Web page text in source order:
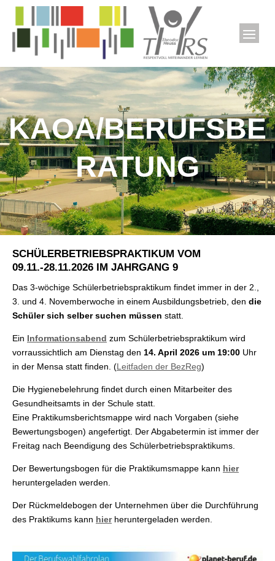
KAOA/BERUFSBE
RATUNG
SCHÜLERBETRIEBSPRAKTIKUM VOM
09.11.-28.11.2026 IM JAHRGANG 9
Das 3-wöchige Schülerbetriebspraktikum findet immer in der 2.,
3. und 4. Novemberwoche in einem Ausbildungsbetrieb, den die
Schüler sich selber suchen müssen statt.
Ein Informationsabend zum Schülerbetriebspraktikum wird
vorraussichtlich am Dienstag den 14. April 2026 um 19:00 Uhr
in der Mensa statt finden. (Leitfaden der BezReg)
Die Hygienebelehrung findet durch einen Mitarbeiter des
Gesundheitsamts in der Schule statt.
Eine Praktikumsberichtsmappe wird nach Vorgaben (siehe
Bewertungsbogen) angefertigt. Der Abgabetermin ist immer der
Freitag nach Beendigung des Schülerbetriebspraktikums.
Der Bewertungsbogen für die Praktikumsmappe kann hier
heruntergeladen werden.
Der Rückmeldebogen der Unternehmen über die Durchführung
des Praktikums kann hier heruntergeladen werden.